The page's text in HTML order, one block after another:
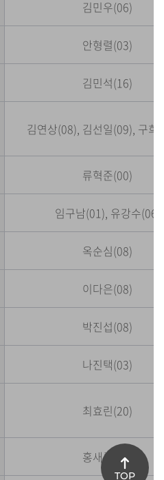
김민우(06)
안형렬(03)
김민석(16)
김연상(08), 김선일(09), 구희
류혁준(00)
임구남(01), 유강수(06)
옥순심(08)
이다은(08)
박진섭(08)
나진택(03)
최효린(20)
홍새롬(05)
TOP